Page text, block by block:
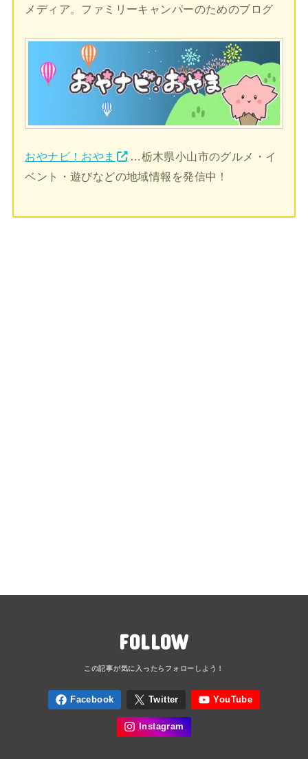
メディア。ファミリーキャンパーのためのブログ
おやナビ！おやま
…栃木県小山市のグルメ・イ
ベント・遊びなどの地域情報を発信中！
FOLLOW